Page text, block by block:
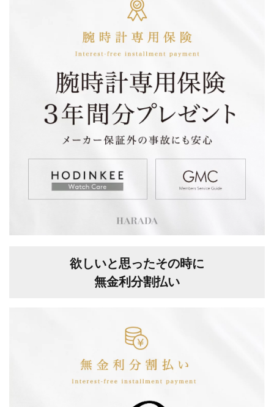
欲しいと思ったその時に
無金利分割払い